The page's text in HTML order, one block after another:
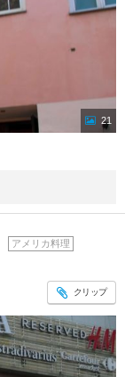
21
アメリカ料理
クリップ